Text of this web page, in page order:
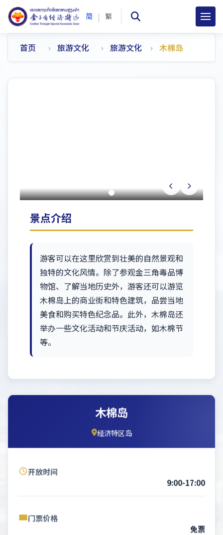
简 | 繁
首页 旅游文化 旅游文化 木棉岛
景点介绍
游客可以在这里欣赏到壮美的自然景观和
独特的文化风情。除了参观金三角毒品博
物馆、了解当地历史外，游客还可以游览
木棉岛上的商业街和特色建筑，品尝当地
美食和购买特色纪念品。此外，木棉岛还
举办一些文化活动和节庆活动，如木棉节
等。
木棉岛
经济特区岛
开放时间
9:00-17:00
门票价格
免票